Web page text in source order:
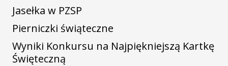
Jasełka w PZSP
Pierniczki świąteczne
Wyniki Konkursu na Najpiękniejszą Kartkę
Święteczną